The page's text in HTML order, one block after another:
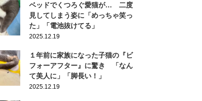
ベッドでくつろぐ愛猫が… 二度
見してしまう姿に「めっちゃ笑っ
た」「電池抜けてる」
2025.12.19
１年前に家族になった子猫の『ビ
フォーアフター』に驚き 「なん
て美人に」「脚長い！」
2025.12.19